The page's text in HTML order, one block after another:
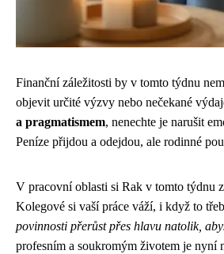
Finanční záležitosti by v tomto týdnu
objevit určité výzvy nebo nečekané
a pragmatismem, nenechte je narušit
Peníze přijdou a odejdou, ale rodinné
V pracovní oblasti si Rak v tomto týdnu
Kolegové si vaší práce váží, i když to
povinnosti přerůst přes hlavu natolik,
profesním a soukromým životem je nyní